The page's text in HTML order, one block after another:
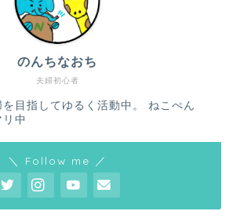
夫婦初心者
のんちなおち
目指してゆるく活動中。 ねこぺん
中
＼ Follow me ／